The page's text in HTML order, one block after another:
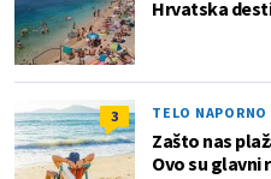
Hrvatska
3 TELO NAPORNO
Zašto nas
Ovo su glavni